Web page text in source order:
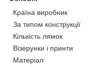
Країна виробник
За типом конструкції
Кількість лямок
Візерунки і принти
Матеріал